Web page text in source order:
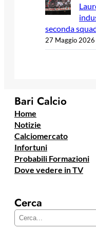
seconda
27 Maggio 2026
Bari Calcio
Home
Notizie
Calciomercato
Infortuni
Probabili Formazioni
Dove vedere in TV
Cerca